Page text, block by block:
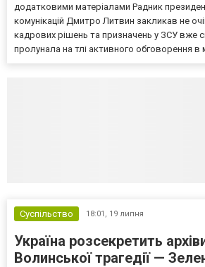
додатковими матеріалами Радник
комунікацій Дмитро Литвин закликав не
кадрових рішень та призначень у ЗСУ вже
пролунала на тлі активного обговорення в
Суспільство 18:01, 19 липня
Україна розсекретить
Волинської трагедії —